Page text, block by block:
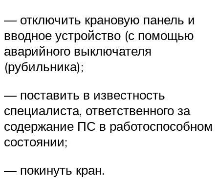
— отключить крановую панель и
вводное устройство (с помощью
аварийного выключателя
(рубильника);
— поставить в известность
специалиста, ответственного за
содержание ПС в работоспособном
состоянии;
— покинуть кран.